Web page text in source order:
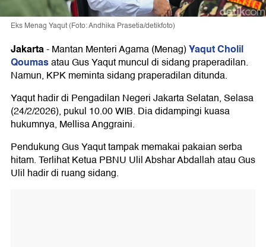
Eks Menag Yaqut (Foto: Andhika Prasetia/detikfoto)
Jakarta-Mantan Menteri Agama (Menag)Yaqut Cholil
Qoumasatau Gus Yaqut muncul di sidang praperadilan.
Namun, KPK meminta sidang praperadilan ditunda.
Yaqut hadir di Pengadilan Negeri Jakarta Selatan, Selasa
(24/2/2026), pukul 10.00 WIB. Dia didampingi kuasa
hukumnya, Mellisa Anggraini.
Pendukung Gus Yaqut tampak memakai pakaian serba
hitam. Terlihat Ketua PBNU Ulil Abshar Abdallah atau Gus
Ulil hadir di ruang sidang.